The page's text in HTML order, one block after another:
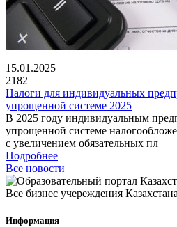
15.01.2025
2182
Налоги для индивидуальных
упрощенной системе 2025
В 2025 году индивидуальным
упрощенной системе
с увеличением обязательных пл
Подробнее
Все новости
Все бизнес учереждения Казахстана
Информация